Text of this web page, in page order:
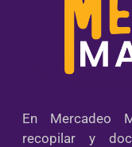
En Mercadeo
recopilar y